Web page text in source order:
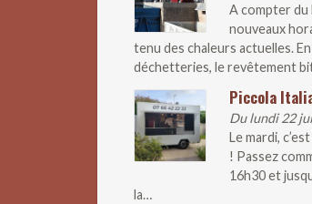
A compter du
nouveaux
tenu des chaleurs actuelles.
déchetteries, le revêtement
Piccola
Du lundi 22
Le mardi,
! Passez
16h30 et
la…